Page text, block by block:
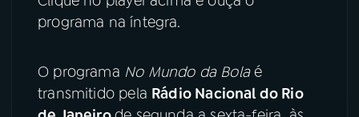
programa na íntegra.
O programa No Mundo da Bolaé
transmitido pela Rádio Nacional do Rio